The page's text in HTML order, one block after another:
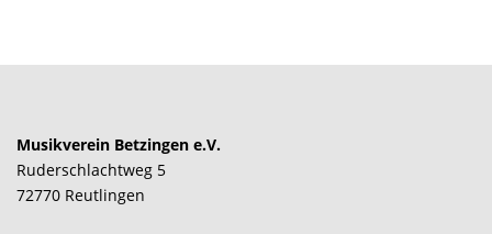
Musikverein Betzingen e.V.
Ruderschlachtweg 5
72770 Reutlingen